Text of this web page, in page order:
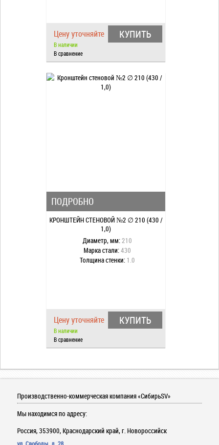
Цену уточняйте
В наличии
КУПИТЬ
В сравнение
ПОДРОБНО
КРОНШТЕЙН СТЕНОВОЙ №2 ∅ 210 (430 /
1,0)
Диаметр, мм:210
Марка стали:430
Толщина стенки: 1.0
Цену уточняйте
В наличии
КУПИТЬ
В сравнение
Производственно-коммерческая компания «СибирьSV»
Мы находимся по адресу:
Россия, 353900, Краснодарский край, г. Новороссийск